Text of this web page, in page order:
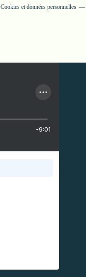
Cookies et données personnelles
-9:01